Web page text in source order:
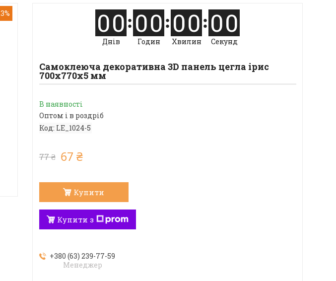
00
Днів
00
Годин
00
Хвилин
00
Секунд
Самоклеюча декоративна 3D панель цегла ірис
700x770x5 мм
В наявності
Оптом і в роздріб
Код: LE_1024-5
77 ₴ 67 ₴
Купити
Купити з
+380 (63) 239-77-59
Менеджер